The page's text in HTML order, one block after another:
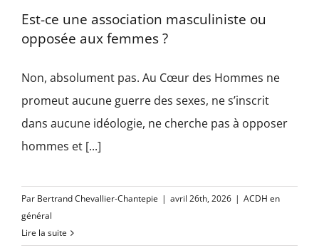
Est-ce une association masculiniste ou
opposée aux femmes ?
Non, absolument pas. Au Cœur des Hommes ne
promeut aucune guerre des sexes, ne s’inscrit
dans aucune idéologie, ne cherche pas à opposer
hommes et [...]
Par Bertrand Chevallier-Chantepie | avril 26th, 2026 | ACDH en
général
Lire la suite